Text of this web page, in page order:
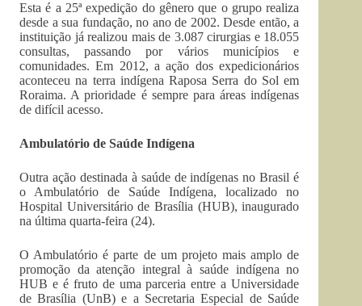
Esta é a 25ª expedição do gênero que o grupo realiza
desde a sua fundação, no ano de 2002. Desde então, a
instituição já realizou mais de 3.087 cirurgias e 18.055
consultas, passando por vários municípios e
comunidades. Em 2012, a ação dos expedicionários
aconteceu na terra indígena Raposa Serra do Sol em
Roraima. A prioridade é sempre para áreas indígenas
de difícil acesso.
Ambulatório de Saúde Indígena
Outra ação destinada à saúde de indígenas no Brasil é
o Ambulatório de Saúde Indígena, localizado no
Hospital Universitário de Brasília (HUB), inaugurado
na última quarta-feira (24).
O Ambulatório é parte de um projeto mais amplo de
promoção da atenção integral à saúde indígena no
HUB e é fruto de uma parceria entre a Universidade
de Brasília (UnB) e a Secretaria Especial de Saúde